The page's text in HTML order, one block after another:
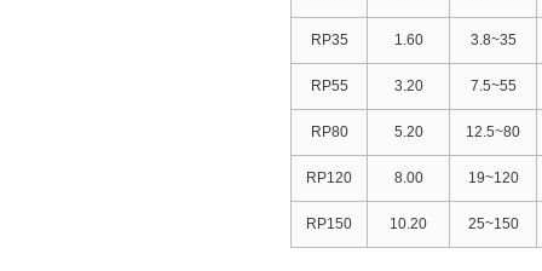
RP35 1.60 3.8~35
RP55 3.20 7.5~55
RP80 5.20 12.5~80
RP120 8.00 19~120
RP150 10.20 25~150